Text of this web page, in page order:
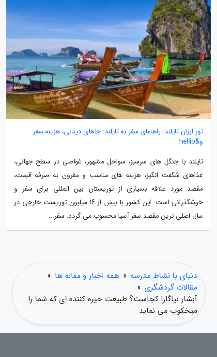
تور ارزان تایلند: راهنمای سفر به تایلند: جاهای دیدنی، هزینه سفر
و&hellip
تایلند با جنگل های سرسبز، سواحل مشهور، غواصی در سطح جهانی،
غذاهای شگفت انگیز، هزینه های مناسب و مقرون به صرفه قیمت،
مقصد مورد علاقه بسیاری از توریستان بین المللی برای سفر و
خوشگذرانی است. این کشور با بیش از 16 میلیون توریست خارجی در
سال اصلی ترین مقصد سفر آسیا محسوب می گردد. سفر...
دنیای با نشاط مدرسه » همه اخبار و مقاله ها »
مقالات گردشگری »
آبشار نیاگارا کجاست؟ طبیعت خیره کننده ای که شما را
میخکوب می نماید